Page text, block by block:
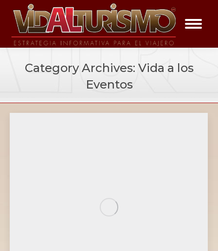
Category Archives: Vida a los
Eventos